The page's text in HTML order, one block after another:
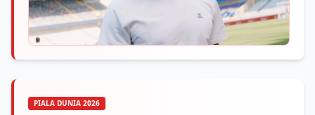
PIALA DUNIA 2026